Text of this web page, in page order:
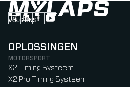
VOLG ONS
Follow us on Instagram (Opens
Follow us on LinkedIn
Follow us on Facebook
Follow us on YouTube
OPLOSSINGEN
MOTORSPORT
X2 Timing Systeem
X2 Pro Timing Systeem